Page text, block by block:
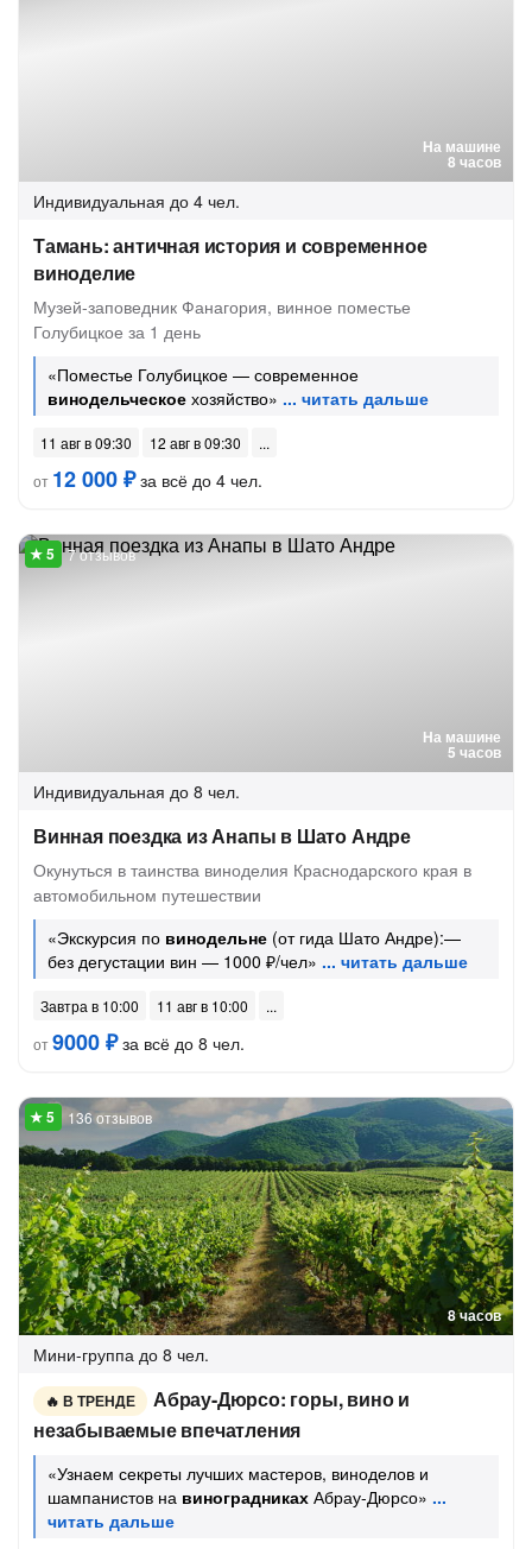
На машине
8 часов
Индивидуальная до 4 чел.
Тамань: античная история и современное
виноделие
Музей-заповедник Фанагория, винное поместье
Голубицкое за 1 день
«Поместье Голубицкое — современное
винодельческое хозяйство»
11 авг в 09:30
12 авг в 09:30
от 12 000 ₽за всё до 4 чел.
На машине
5 часов
7 отзывов
Индивидуальная до 8 чел.
Винная поездка из Анапы в Шато Андре
Окунуться в таинства виноделия Краснодарского края в
автомобильном путешествии
«Экскурсия по винодельне (от гида Шато Андре):—
без дегустации вин — 1000 ₽/чел»
Завтра в 10:00
11 авг в 10:00
от9000 ₽за всё до 8 чел.
8 часов
136 отзывов
Мини-группа до 8 чел.
В ТРЕНДЕ
Абрау-Дюрсо: горы, вино и
незабываемые впечатления
«Узнаем секреты лучших мастеров, виноделов и
шампанистов на виноградниках Абрау-Дюрсо»